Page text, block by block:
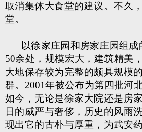
取消集体大食堂的建议。不久
堂。
以徐家庄园和房家庄园组成
50余处，规模宏大，建筑精美
大地保存较为完整的颇具规模
群。2001年被公布为第四批河
如今，无论是徐家大院还是房
日的威严与奢侈，历史的风雨
现出它的古朴与厚重，为武安